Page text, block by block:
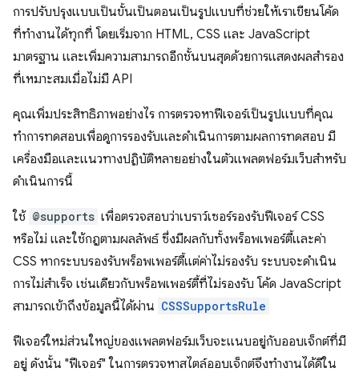
การปรับปรุงแบบเป็นขั้นเป็นตอนเป็นรูปแบบที่ช่วยให้เราเขียนโค้ด
ที่ทำงานได้ทุกที่ โดยเริ่มจาก HTML, CSS และ JavaScript
มาตรฐาน และเพิ่มความสามารถอีกชั้นบนสุดด้วยการแสดงผลสำรอง
ที่เหมาะสมเมื่อไม่มี API
คุณเพิ่มประสิทธิภาพอย่างไร การตรวจหาฟีเจอร์เป็นรูปแบบที่คุณ
ทำการทดสอบเพื่อดูการรองรับและดำเนินการตามผลการทดสอบ มี
เครื่องมือและแนวทางปฏิบัติหลายอย่างในตัวแพลตฟอร์มเว็บสําหรับ
ดำเนินการนี้
ใช้ @supports เพื่อตรวจสอบว่าเบราว์เซอร์รองรับฟีเจอร์ CSS
หรือไม่ และใช้กฎตามผลลัพธ์ ซึ่งมีผลกับทั้งพร็อพเพอร์ตี้และค่า
CSS หากระบบรองรับพร็อพเพอร์ตี้แต่ค่าไม่รองรับ ระบบจะดำเนิน
การไม่สำเร็จ เช่นเดียวกับพร็อพเพอร์ตี้ที่ไม่รองรับ โค้ด JavaScript
สามารถเข้าถึงข้อมูลนี้ได้ผ่าน CSSSupportsRule
ฟีเจอร์ใหม่ส่วนใหญ่ของแพลตฟอร์มเว็บจะแนบอยู่กับออบเจ็กต์ที่มี
อยู่ ดังนั้น "ฟีเจอร์" ในการตรวจหาสไตล์ออบเจ็กต์จึงทํางานได้ดีใน